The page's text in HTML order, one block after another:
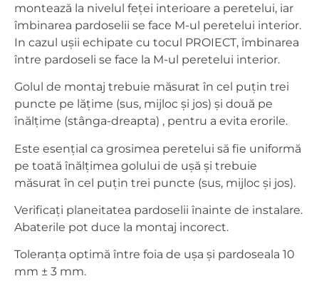
montează la nivelul feței interioare a peretelui, iar
îmbinarea pardoselii se face M-ul peretelui interior.
In cazul ușii echipate cu tocul PROIECT, îmbinarea
între pardoseli se face la M-ul peretelui interior.
Golul de montaj trebuie măsurat în cel puțin trei
puncte pe lățime (sus, mijloc și jos) și două pe
înălțime (stânga-dreapta) , pentru a evita erorile.
Este esențial ca grosimea peretelui să fie uniformă
pe toată înălțimea golului de ușă și trebuie
măsurat în cel puțin trei puncte (sus, mijloc și jos).
Verificați planeitatea pardoselii înainte de instalare.
Abaterile pot duce la montaj incorect.
Toleranța optimă între foia de ușa și pardoseala 10
mm ± 3 mm.